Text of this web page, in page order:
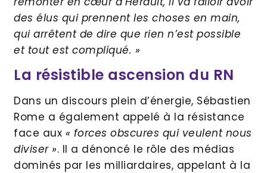
des élus qui prennent les choses en main,
qui arrêtent de dire que rien n’est possible
et tout est compliqué. »
La résistible ascension du RN
Dans un discours plein d’énergie, Sébastien
Rome a également appelé à la résistance
face aux « forces obscures qui veulent nous
diviser ». Il a dénoncé le rôle des médias
dominés par les milliardaires, appelant à la